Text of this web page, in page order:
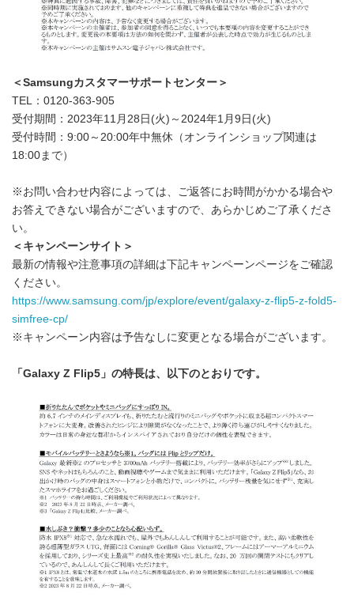
＜ Samsungカスタマーサポートセンター＞
TEL：0120-363-905
受付期間：2023年11月28日(火)～2024年1月9日(火)
受付時間：9:00～20:00年中無休（オンラインショップ関連は
18:00まで）
※お問い合わせ内容によっては、ご返答にお時間がかかる場合や
お答えできない場合がございますので、あらかじめご了承くださ
い。
＜キャンペーンサイト＞
最新の情報や注意事項の詳細は下記キャンペーンページをご確認
ください。
https://www.samsung.com/jp/explore/event/galaxy-z-flip5-z-fold5-
simfree-cp/
※キャンペーン内容は予告なしに変更となる場合がございます。
「 Galaxy Z Flip5 」の特長は、以下のとおりです。
English